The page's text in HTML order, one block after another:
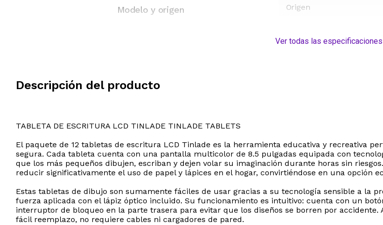
Modelo y origen Origen
Ver todas las especificaciones
Descripción del producto
TABLETA DE ESCRITURA LCD TINLADE TINLADE TABLETS
El paquete de 12 tabletas de escritura LCD Tinlade es la herramienta educativa y recreativa
segura. Cada tableta cuenta con una pantalla multicolor de 8.5 pulgadas equipada con
que los más pequeños dibujen, escriban y dejen volar su imaginación durante horas sin
reducir significativamente el uso de papel y lápices en el hogar, convirtiéndose en una opción
Estas tabletas de dibujo son sumamente fáciles de usar gracias a su tecnología sensible a la
fuerza aplicada con el lápiz óptico incluido. Su funcionamiento es intuitivo: cuenta con un
interruptor de bloqueo en la parte trasera para evitar que los diseños se borren por
fácil reemplazo, no requiere cables ni cargadores de pared.